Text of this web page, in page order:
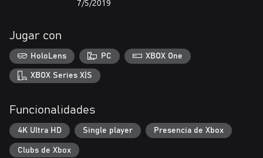
7/5/2019
Jugar con
HoloLens PC XBOX One
XBOX Series X|S
Funcionalidades
4K Ultra HD Single player Presencia de Xbox
Clubs de Xbox